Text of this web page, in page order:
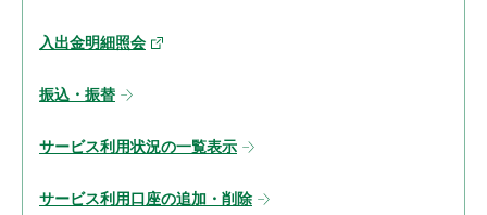
入出金明細照会
振込・振替
サービス利用状況の一覧表示
サービス利用口座の追加・削除